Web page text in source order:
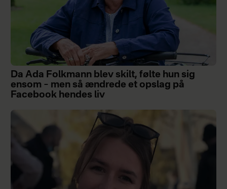
Da Ada Folkmann blev skilt, følte hun sig
ensom – men så ændrede et opslag på
Facebook hendes liv